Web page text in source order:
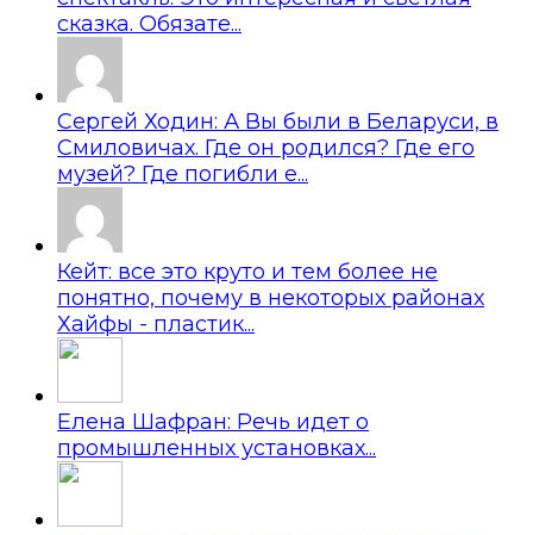
сказка. Обязате...
Сергей Ходин: А Вы были в Беларуси, в
Смиловичах. Где он родился? Где его
музей? Где погибли е...
Кейт: все это круто и тем более не
понятно, почему в некоторых районах
Хайфы - пластик...
Елена Шафран: Речь идет о
промышленных установках...